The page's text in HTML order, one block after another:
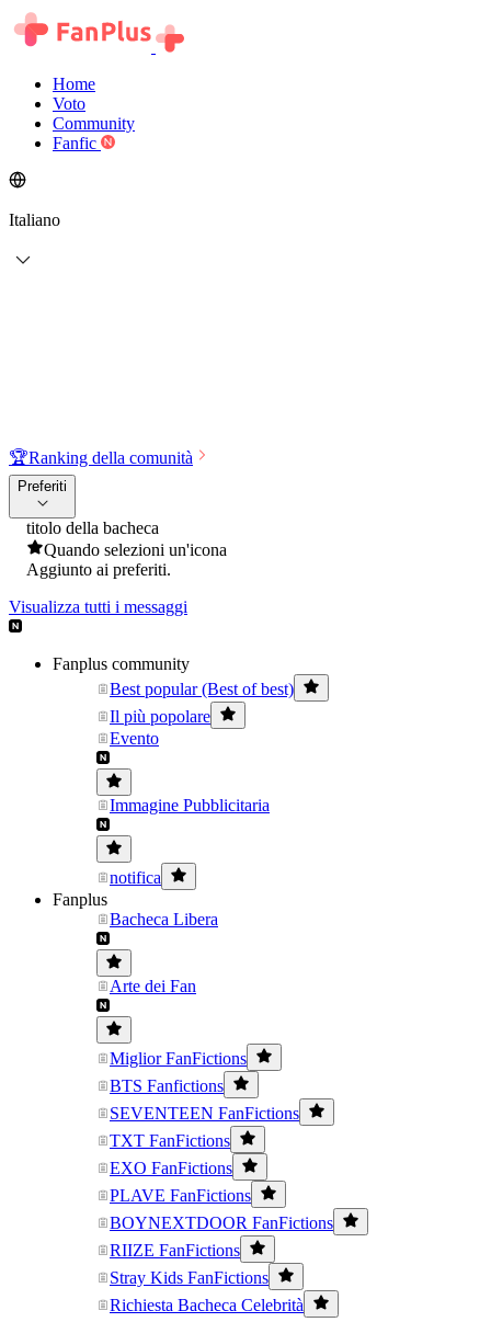
Home
Voto
Community
Fanfic
Italiano
🏆Ranking della comunità
Preferiti
titolo della bacheca
Quando selezioni un'icona
Aggiunto ai preferiti.
Visualizza tutti i messaggi
Fanplus community
Best popular (Best of best)
Il più popolare
Evento
Immagine Pubblicitaria
notifica
Fanplus
Bacheca Libera
Arte dei Fan
Miglior FanFictions
BTS Fanfictions
SEVENTEEN FanFictions
TXT FanFictions
EXO FanFictions
PLAVE FanFictions
BOYNEXTDOOR FanFictions
RIIZE FanFictions
Stray Kids FanFictions
Richiesta Bacheca Celebrità